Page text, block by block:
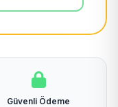
Güvenli Ödeme